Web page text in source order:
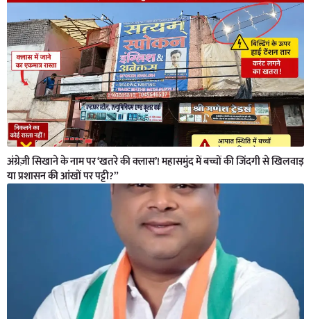
अंग्रेज़ी सिखाने के नाम पर ‘खतरे की क्लास’! महासमुंद में बच्चों की जिंदगी से खिलवाड़
या प्रशासन की आंखों पर पट्टी?”